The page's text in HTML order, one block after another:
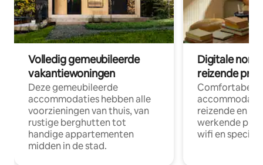
Volledig gemeubileerde
vakantiewoningen
Deze gemeubileerde
accommodaties hebben alle
voorzieningen van thuis, van
rustige berghutten tot
handige appartementen
midden in de stad.
Digitale
reizende
Comfortabele
reizende en
werkende
wifi en